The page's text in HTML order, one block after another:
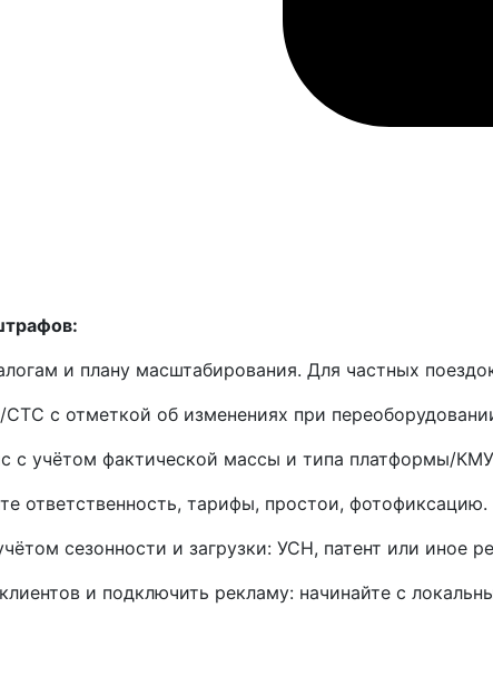
и плану масштабирования. Для частных
с отметкой об изменениях при
с учётом фактической массы и типа платформы/
ответственность, тарифы, простои,
сезонности и загрузки: УСН, патент или иное
и подключить рекламу: начинайте с